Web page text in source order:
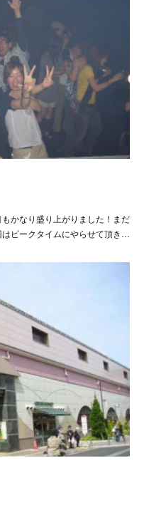
かなり盛り上がりました！まだ
ピークタイムにやらせて頂き…